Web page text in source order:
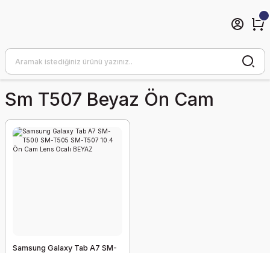
Sm T507 Beyaz Ön Cam
Samsung Galaxy Tab A7 SM-